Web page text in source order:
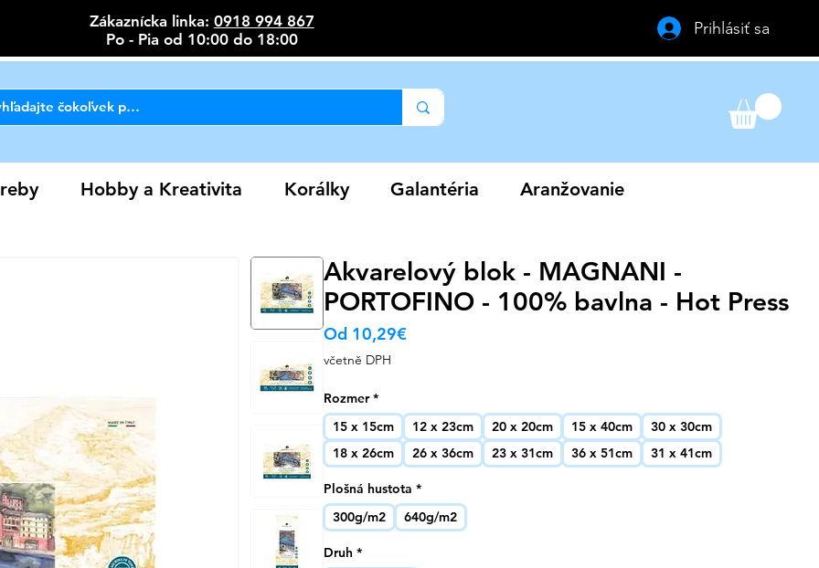
Zákaznícka linka: 0918 994 867
Po - Pia od 10:00 do 18:00
Prihlásiť sa
Hobby a Kreativita Korálky Galantéria Aranžovanie
Akvarelový blok - MAGNANI -
PORTOFINO - 100% bavlna - Hot Press
Od 10,29€Zvýhodněná
včetně DPH
Rozmer *
15 x 15cm
12 x 23cm 20 x 20cm 15 x 40cm
30 x 30cm
18 x 26cm
26 x 36cm 23 x 31cm 36 x 51cm 31 x 41cm
Plošná hustota *
300g/m2
640g/m2
Druh *